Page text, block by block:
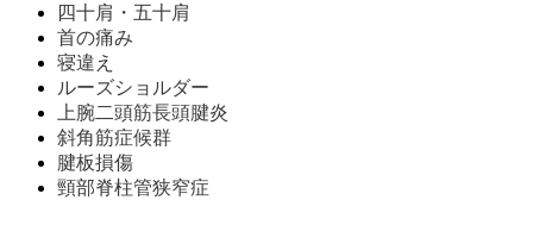
四十肩・五十肩
首の痛み
寝違え
ルーズショルダー
上腕二頭筋長頭腱炎
斜角筋症候群
腱板損傷
頸部脊柱管狭窄症